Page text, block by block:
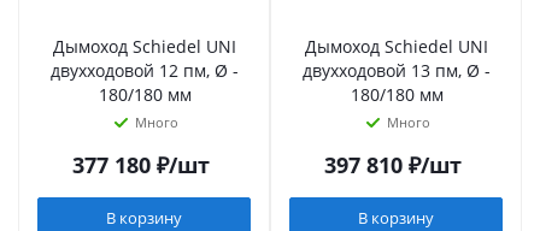
Дымоход Schiedel UNI
двухходовой 12 пм, Ø -
180/180 мм
Много
377 180₽/шт
В корзину
Дымоход Schiedel UNI
двухходовой 13 пм, Ø -
180/180 мм
Много
397 810₽/шт
В корзину